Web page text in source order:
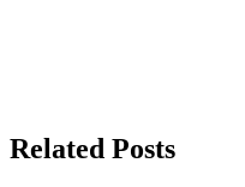
Related Posts